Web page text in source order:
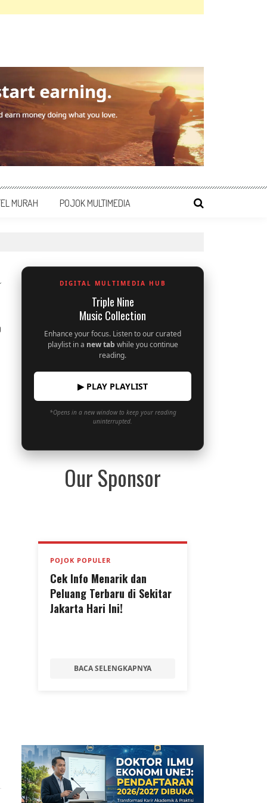
MURAH POJOK MULTIMEDIA
DIGITAL MULTIMEDIA HUB
Triple Nine
Music Collection
Enhance your focus. Listen to our curated
playlist in a new tab while you continue
reading.
▶ PLAY PLAYLIST
*Opens in a new window to keep your reading
uninterrupted.
Our Sponsor
POJOK POPULER
Cek Info Menarik dan
Peluang Terbaru di Sekitar
Jakarta Hari Ini!
BACA SELENGKAPNYA